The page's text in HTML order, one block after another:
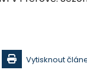
Vytisknout